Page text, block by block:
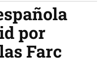
por
Farc